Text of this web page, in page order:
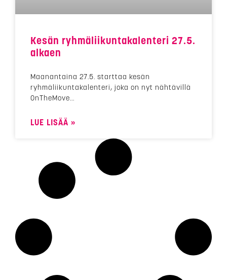
Kesän ryhmäliikuntakalenteri 27.5.
alkaen
Maanantaina 27.5. starttaa kesän
ryhmäliikuntakalenteri, joka on nyt nähtävillä
OnTheMove
LUE LISÄÄ »